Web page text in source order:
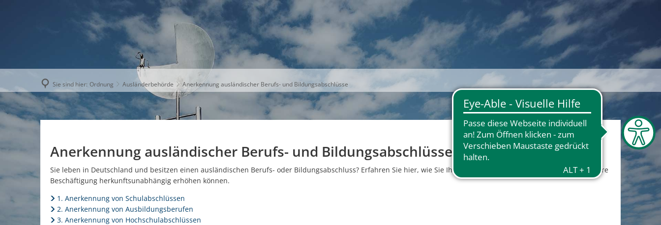
AKTUELLES THEMEN UNSER KREIS KARRIERE
Sie sind hier: Ordnung Ausländerbehörde Anerkennung ausländischer Berufs- und Bildungsabschlüsse
Anerkennung ausländischer Berufs- und Bildungsabschlüsse
Sie leben in Deutschland und besitzen einen ausländischen Berufs- oder Bildungsabschluss? Erfahren Sie hier, wie Sie Ihre Chancen auf eine angemesse­ne und sichere
Beschäftigung herkunftsun­abhängig erhöhen können.
1. Anerkennung von Schulabschlüssen
2. Anerkennung von Ausbildungsberufen
3. Anerkennung von Hochschulabschlüssen